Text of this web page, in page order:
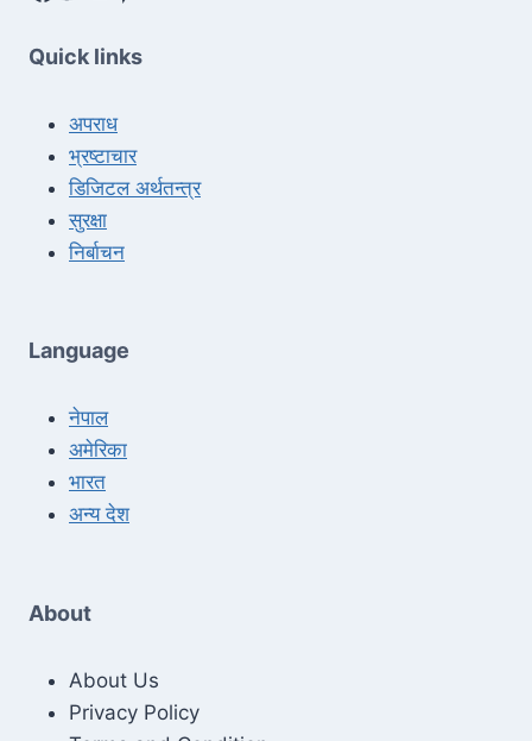
Quick links
अपराध
भ्रष्टाचार
डिजिटल अर्थतन्त्र
सुरक्षा
निर्बाचन
Language
नेपाल
अमेरिका
भारत
अन्य देश
About
About Us
Privacy Policy